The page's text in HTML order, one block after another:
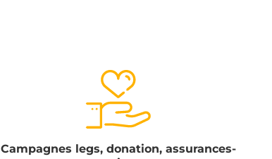
Campagnes legs, donation, assurances-